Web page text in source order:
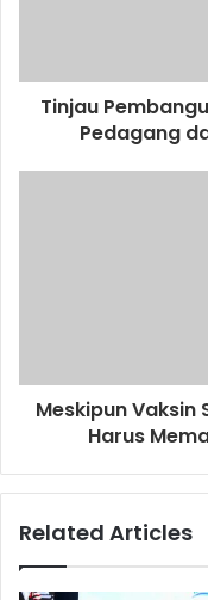
Tinjau
Pedagang
Meskipun
Harus
Related Articles